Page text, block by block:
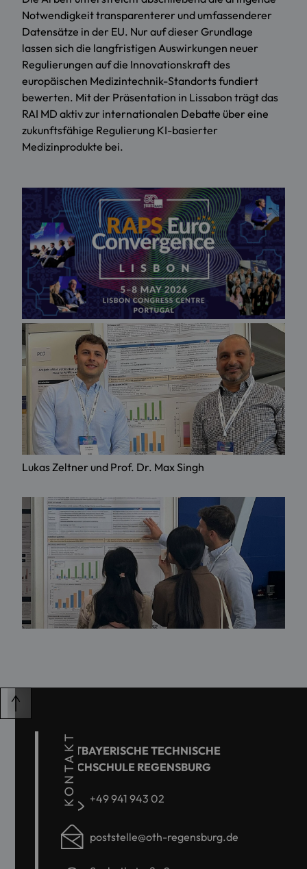
Notwendigkeit transparenterer und umfassenderer
Datensätze in der EU. Nur auf dieser Grundlage
lassen sich die langfristigen Auswirkungen neuer
Regulierungen auf die Innovationskraft des
europäischen Medizintechnik-Standorts fundiert
bewerten. Mit der Präsentation in Lissabon trägt das
RAI MD aktiv zur internationalen Debatte über eine
zukunftsfähige Regulierung KI-basierter
Medizinprodukte bei.
Lukas Zeltner und Prof. Dr. Max Singh
KONTAKT
OSTBAYERISCHE TECHNISCHE
HOCHSCHULE REGENSBURG
+49 941 943 02
poststelle@oth-regensburg.de